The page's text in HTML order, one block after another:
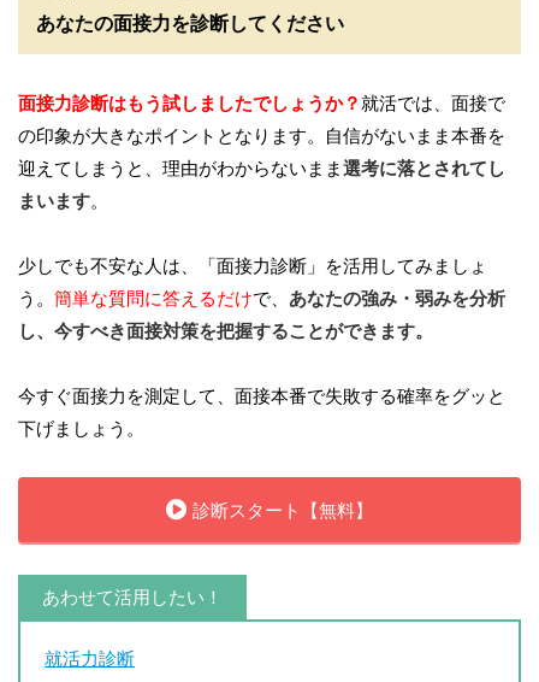
あなたの面接力を診断してください
面接力診断はもう試しましたでしょうか？就活では、面接で
の印象が大きなポイントとなります。自信がないまま本番を
迎えてしまうと、理由がわからないまま選考に落とされてし
まいます。
少しでも不安な人は、「面接力診断」を活用してみましょ
う。 簡単な質問に答えるだけで、 あなたの強み・弱みを分析
し、今すべき面接対策を把握することができます。
今すぐ面接力を測定して、面接本番で失敗する確率をグッと
下げましょう。
診断スタート【無料】
あわせて活用したい！
就活力診断